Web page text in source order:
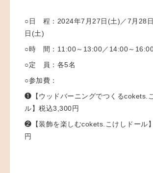
○日 程： 2024年7月27日(土)／7月28
日(土)
○時 間： 11:00～13:00／14:00～
○定 員： 各5名
○参加費：
❶【ウッドバーニングでつくるcokets.
ル】税込3,300円
❷【装飾を楽しむcokets.こけしドール
円